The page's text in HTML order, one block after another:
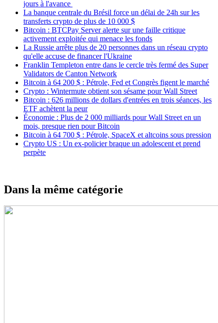
jours à l'avance
La banque centrale du Brésil force un délai de 24h sur les
transferts crypto de plus de 10 000 $
Bitcoin : BTCPay Server alerte sur une faille critique
activement exploitée qui menace les fonds
La Russie arrête plus de 20 personnes dans un réseau crypto
qu'elle accuse de financer l'Ukraine
Franklin Templeton entre dans le cercle très fermé des Super
Validators de Canton Network
Bitcoin à 64 200 $ : Pétrole, Fed et Congrès figent le marché
Crypto : Wintermute obtient son sésame pour Wall Street
Bitcoin : 626 millions de dollars d'entrées en trois séances, les
ETF achètent la peur
Économie : Plus de 2 000 milliards pour Wall Street en un
mois, presque rien pour Bitcoin
Bitcoin à 64 700 $ : Pétrole, SpaceX et altcoins sous pression
Crypto US : Un ex-policier braque un adolescent et prend
perpète
Dans la même catégorie